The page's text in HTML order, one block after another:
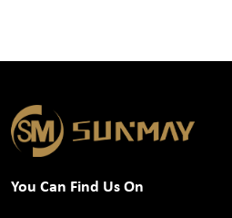
You Can Find Us On